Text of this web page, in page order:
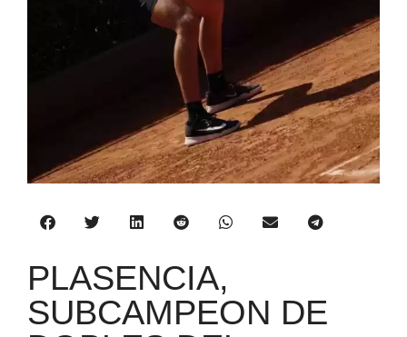
PLASENCIA,
SUBCAMPEON DE